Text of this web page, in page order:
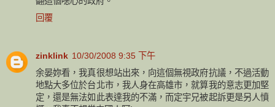
回覆
zinklink 10/30/2008 9:35 下午
余晏妳看，我真很想站出來，向這個無視政府抗議，不過活動
地點大多位於台北市，我人身在高雄市，就算我的意志更加堅
定，還是無法如此表達我的不滿，而定宇兄被起訴更是另人憤